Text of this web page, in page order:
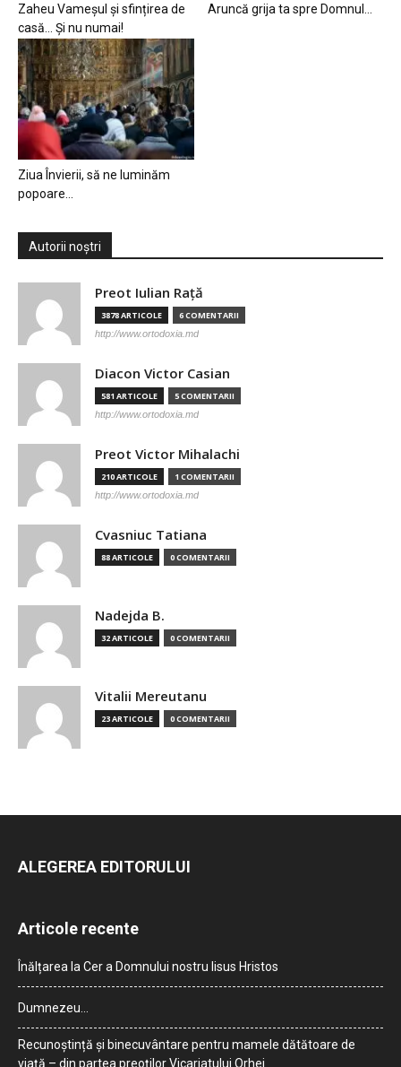
Zaheu Vameșul și sfințirea de
casă… Și nu numai!
Aruncă grija ta spre Domnul…
Ziua Învierii, să ne luminăm
popoare…
Autorii noștri
Preot Iulian Raţă
3878 ARTICOLE 6 COMENTARII
http://www.ortodoxia.md
Diacon Victor Casian
581 ARTICOLE 5 COMENTARII
http://www.ortodoxia.md
Preot Victor Mihalachi
210 ARTICOLE 1 COMENTARII
http://www.ortodoxia.md
Cvasniuc Tatiana
88 ARTICOLE 0 COMENTARII
Nadejda B.
32 ARTICOLE 0 COMENTARII
Vitalii Mereutanu
23 ARTICOLE 0 COMENTARII
ALEGEREA EDITORULUI
Articole recente
Înălțarea la Cer a Domnului nostru Iisus Hristos
Dumnezeu…
Recunoștință și binecuvântare pentru mamele dătătoare de
viață – din partea preoților Vicariatului Orhei